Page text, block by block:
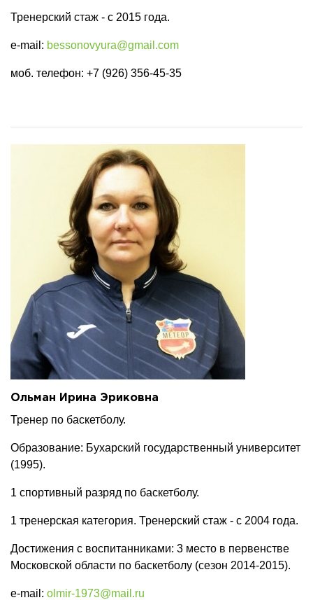
Тренерский стаж - с 2015 года.
e-mail: bessonovyura@gmail.com
моб. телефон: +7 (926) 356-45-35
Ольман Ирина Эриковна
Тренер по баскетболу.
Образование: Бухарский государственный университет
(1995).
1 спортивный разряд по баскетболу.
1 тренерская категория. Тренерский стаж - с 2004 года.
Достижения с воспитанниками: 3 место в первенстве
Московской области по баскетболу (сезон 2014-2015).
e-mail: olmir-1973@mail.ru